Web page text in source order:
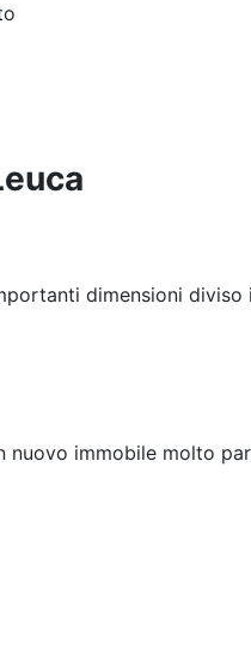
dimensioni
nuovo immobile molto